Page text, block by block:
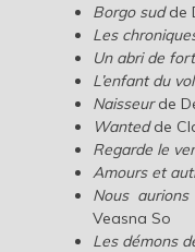
Borgo sudde
Les
Un abri de
L’enfant du
Naisseurde
Wantedde
Regarde le
Amours et
Nous
Veasna So
Les démons